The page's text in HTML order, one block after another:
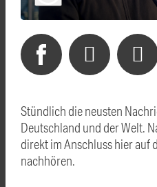
Stündlich die neusten
Deutschland und der Welt.
direkt im Anschluss hier auf
nachhören.